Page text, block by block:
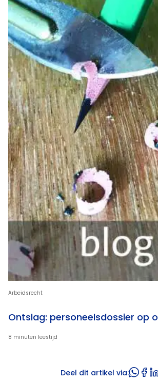
Ontslag: personeelsdossier op
Arbeidsrecht
8 minuten leestijd
Deel dit artikel via: